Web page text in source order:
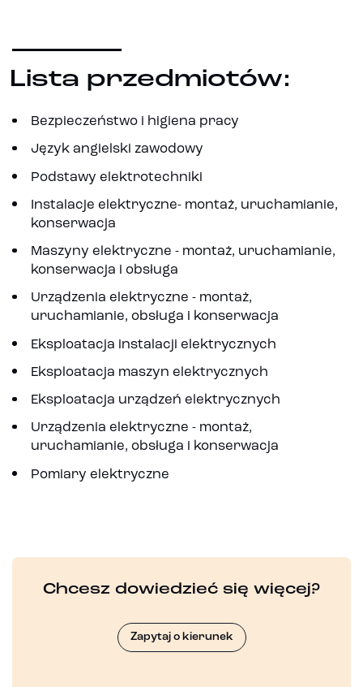
Lista przedmiotów:
Bezpieczeństwo i higiena pracy
Język angielski zawodowy
Podstawy elektrotechniki
Instalacje elektryczne- montaż, uruchamianie,
konserwacja
Maszyny elektryczne - montaż, uruchamianie,
konserwacja i obsługa
Urządzenia elektryczne - montaż,
uruchamianie, obsługa i konserwacja
Eksploatacja instalacji elektrycznych
Eksploatacja maszyn elektrycznych
Eksploatacja urządzeń elektrycznych
Urządzenia elektryczne - montaż,
uruchamianie, obsługa i konserwacja
Pomiary elektryczne
Chcesz dowiedzieć się więcej?
Zapytaj o kierunek